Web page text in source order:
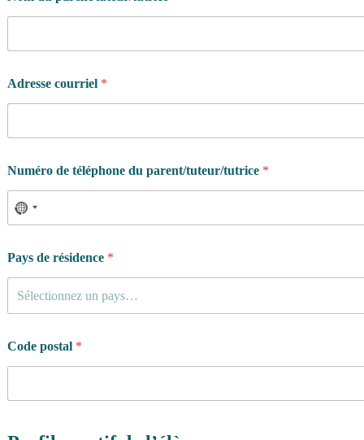
h
o
e
n
Adresse courriel *
Numéro de téléphone du parent/tuteur/tutrice *
Pays de résidence *
Sélectionnez un pays…
Code postal *